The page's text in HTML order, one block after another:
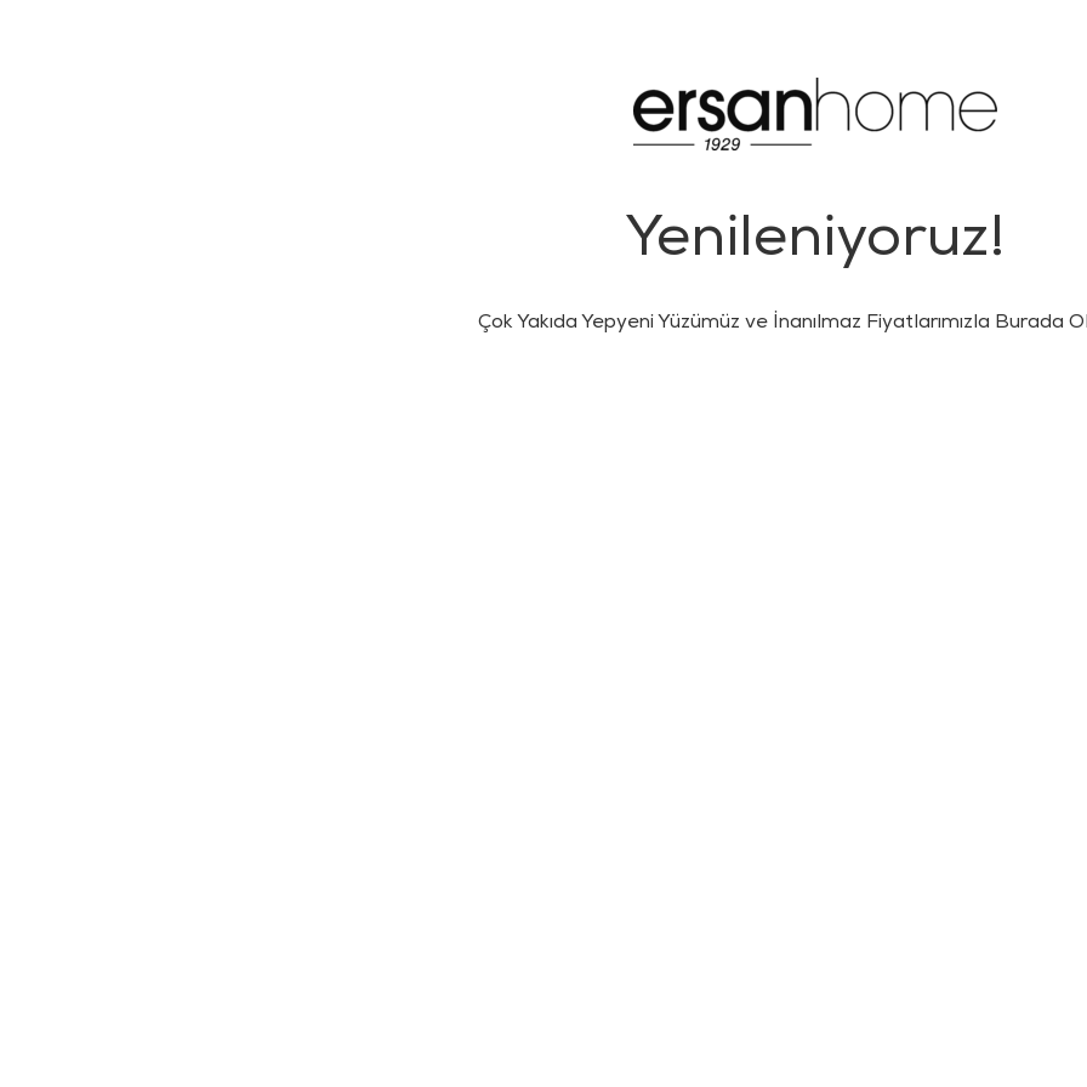
Yenileniyoruz!
Çok Yakıda Yepyeni Yüzümüz ve İnanılmaz Fiyatlarımızla Burada